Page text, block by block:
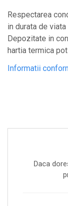
Respectarea
in durata de
Depozitate in
hartia termica
Informatii
Daca